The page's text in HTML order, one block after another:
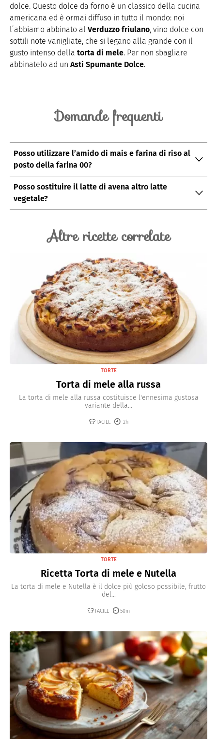
dolce. Questo dolce da forno è un classico della cucina
americana ed è ormai diffuso in tutto il mondo: noi
l’abbiamo abbinato al Verduzzo friulano, vino dolce con
sottili note vanigliate, che si legano alla grande con il
gusto intenso della torta di mele. Per non sbagliare
abbinatelo ad un Asti Spumante Dolce.
Domande frequenti
Posso utilizzare l’amido di mais e farina di riso al
posto della farina 00?
Si potete utilizzare farine senza glutine ricordate però
che l’assorbimento dei liquidi è differente rispetto alla
farina 00 per cui le dosi andranno adattate di
Posso sostituire il latte di avena altro latte
vegetale?
Altre ricette correlate
TORTE
Torta di mele alla russa
La torta di mele alla russa costituisce l'ennesima gustosa
variante della...
FACILE 2h
TORTE
Ricetta Torta di mele e Nutella
La torta di mele e Nutella è il dolce più goloso possibile, frutto
del...
FACILE 50m